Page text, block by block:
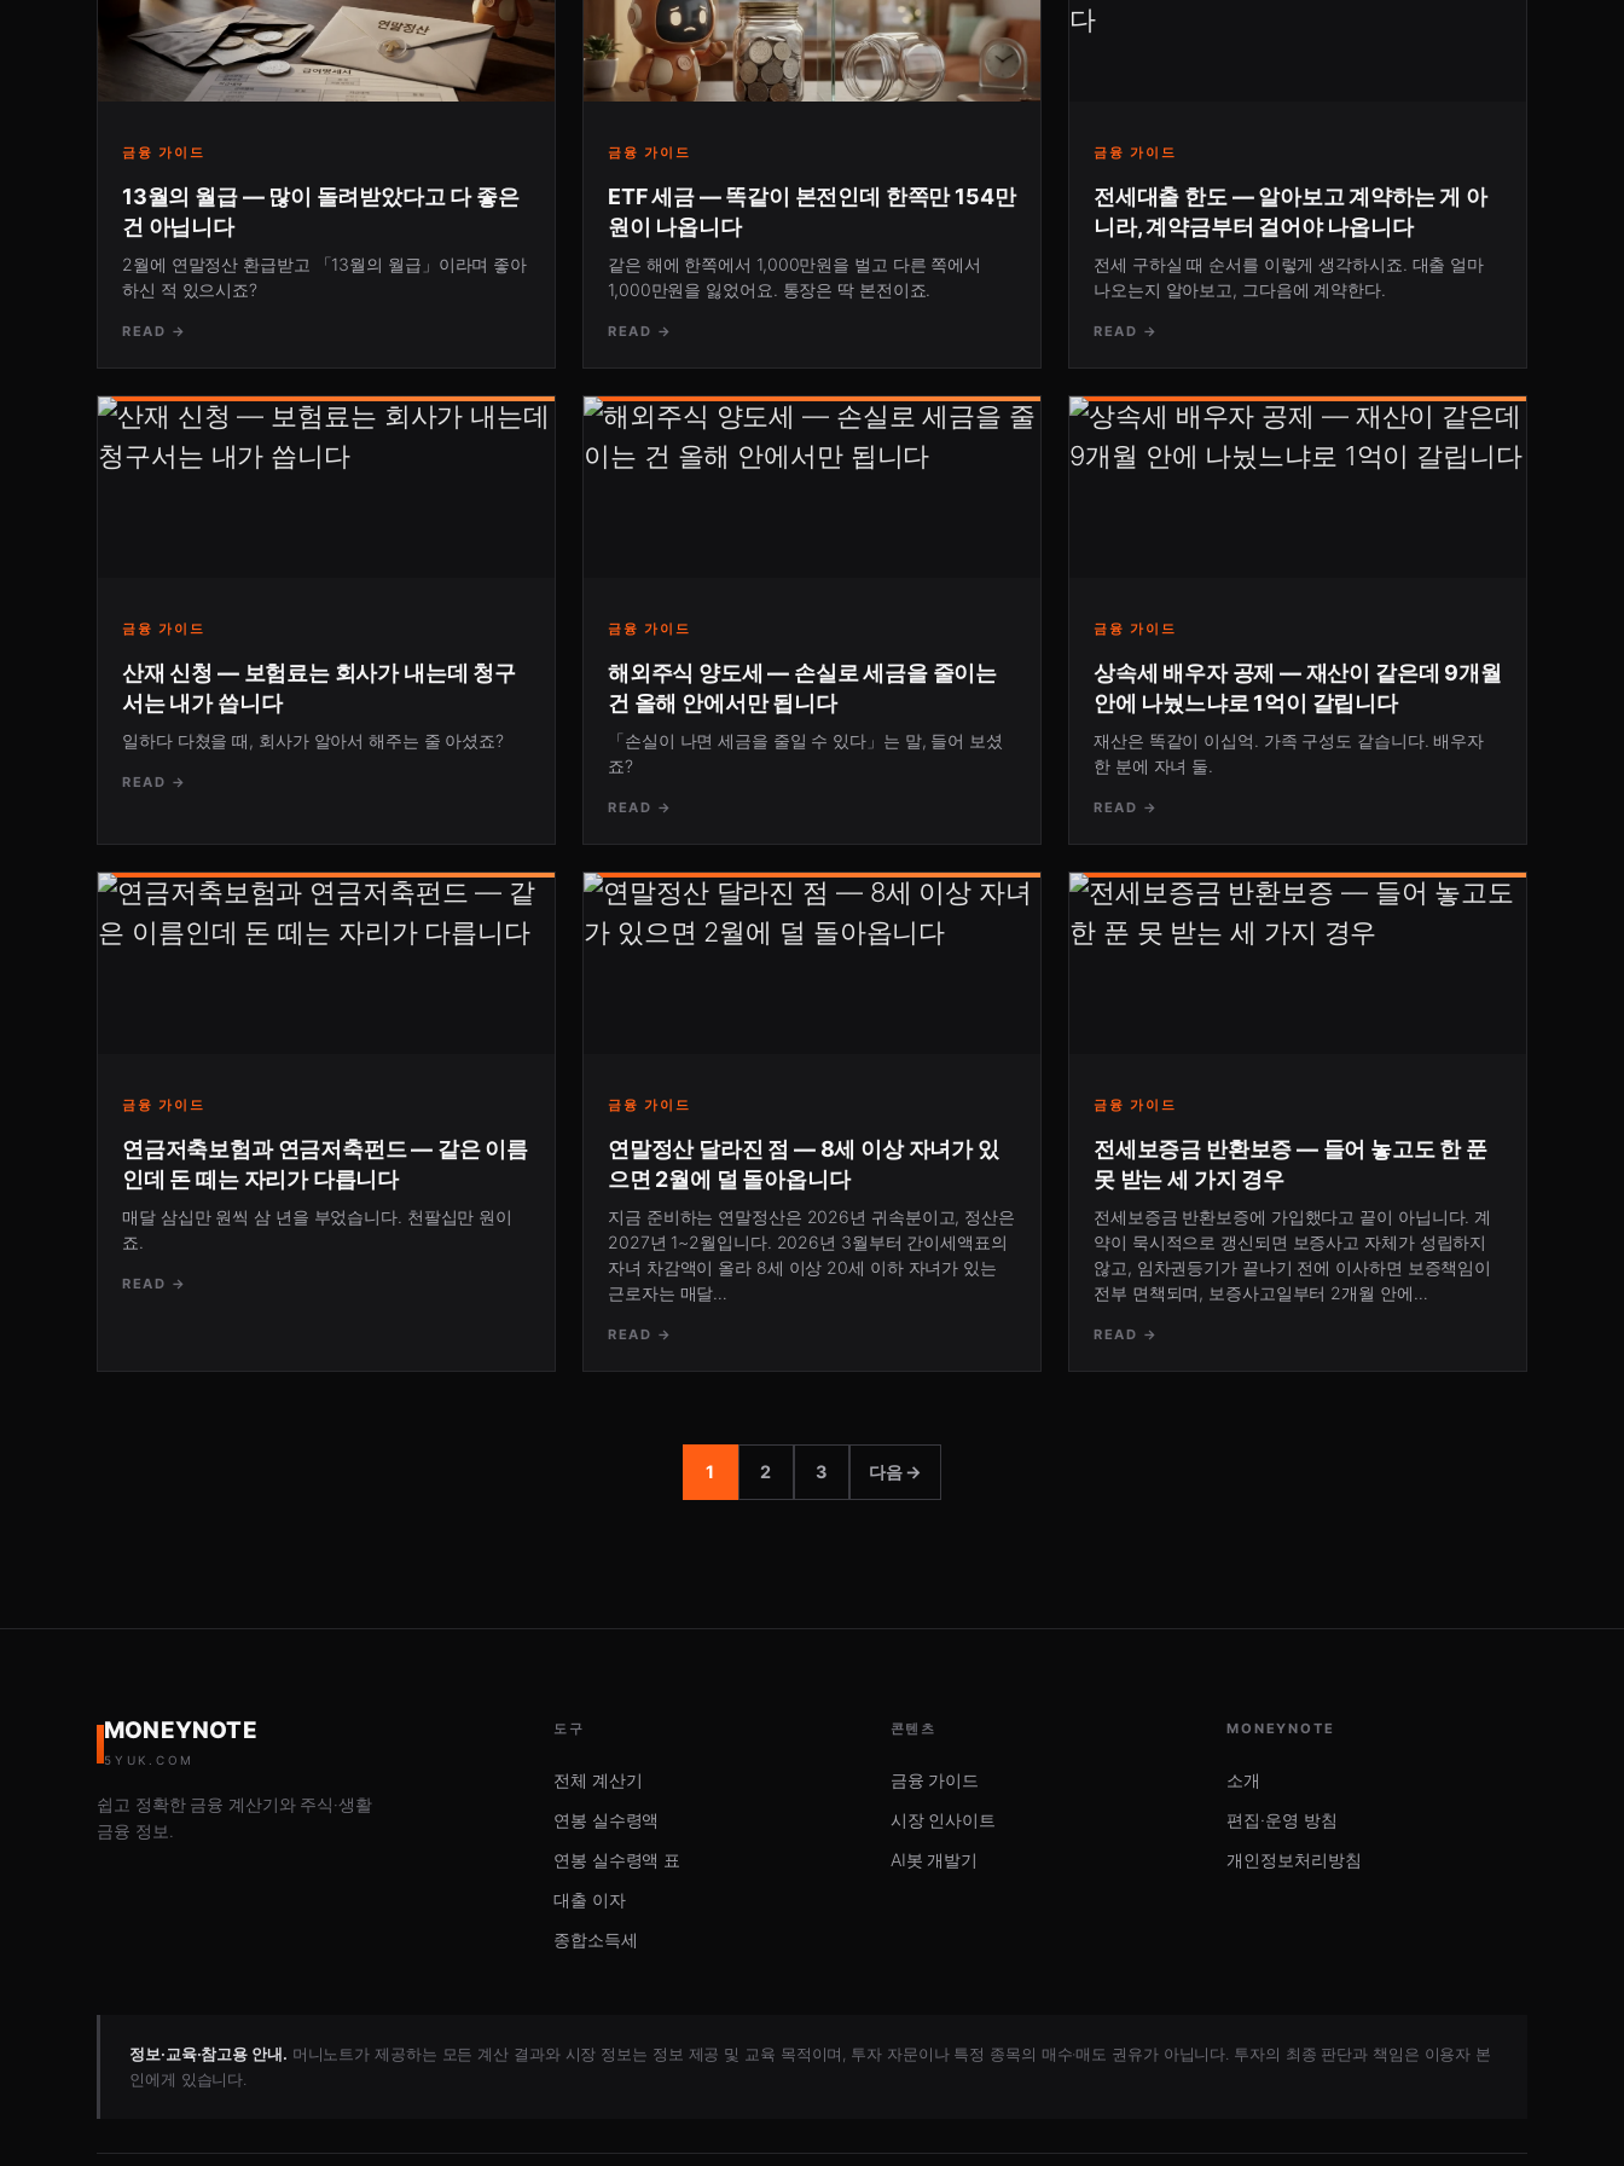
금융 가이드
13월의 월급 — 많이 돌려받았다고 다 좋은
건 아닙니다
2월에 연말정산 환급받고 「13월의 월급」이라며 좋아
하신 적 있으시죠?
READ →
금융 가이드
ETF 세금 — 똑같이 본전인데 한쪽만 154만
원이 나옵니다
같은 해에 한쪽에서 1,000만원을 벌고 다른 쪽에서
1,000만원을 잃었어요. 통장은 딱 본전이죠.
READ →
금융 가이드
전세대출 한도 — 알아보고 계약하는 게 아
니라, 계약금부터 걸어야 나옵니다
전세 구하실 때 순서를 이렇게 생각하시죠. 대출 얼마
나오는지 알아보고, 그다음에 계약한다.
READ →
금융 가이드
산재 신청 — 보험료는 회사가 내는데 청구
서는 내가 씁니다
일하다 다쳤을 때, 회사가 알아서 해주는 줄 아셨죠?
READ →
금융 가이드
해외주식 양도세 — 손실로 세금을 줄이는
건 올해 안에서만 됩니다
「손실이 나면 세금을 줄일 수 있다」는 말, 들어 보셨
죠?
READ →
금융 가이드
상속세 배우자 공제 — 재산이 같은데 9개월
안에 나눴느냐로 1억이 갈립니다
재산은 똑같이 이십억. 가족 구성도 같습니다. 배우자
한 분에 자녀 둘.
READ →
금융 가이드
연금저축보험과 연금저축펀드 — 같은 이름
인데 돈 떼는 자리가 다릅니다
매달 삼십만 원씩 삼 년을 부었습니다. 천팔십만 원이
죠.
READ →
금융 가이드
연말정산 달라진 점 — 8세 이상 자녀가 있
으면 2월에 덜 돌아옵니다
지금 준비하는 연말정산은 2026년 귀속분이고, 정산은
2027년 1~2월입니다. 2026년 3월부터 간이세액표의
자녀 차감액이 올라 8세 이상 20세 이하 자녀가 있는
근로자는 매달…
READ →
금융 가이드
전세보증금 반환보증 — 들어 놓고도 한 푼
못 받는 세 가지 경우
전세보증금 반환보증에 가입했다고 끝이 아닙니다. 계
약이 묵시적으로 갱신되면 보증사고 자체가 성립하지
않고, 임차권등기가 끝나기 전에 이사하면 보증책임이
전부 면책되며, 보증사고일부터 2개월 안에…
READ →
1 2 3 다음 →
MONEYNOTE
5YUK.COM
쉽고 정확한 금융 계산기와 주식·생활
금융 정보.
도구
전체 계산기
연봉 실수령액
연봉 실수령액 표
대출 이자
종합소득세
콘텐츠
금융 가이드
시장 인사이트
AI봇 개발기
MONEYNOTE
소개
편집·운영 방침
개인정보처리방침
정보·교육·참고용 안내. 머니노트가 제공하는 모든 계산 결과와 시장 정보는 정보 제공 및 교육 목적이며, 투자 자문이나 특정 종목의 매수·매도 권유가 아닙니다. 투자의 최종 판단과 책임은 이용자 본
인에게 있습니다.